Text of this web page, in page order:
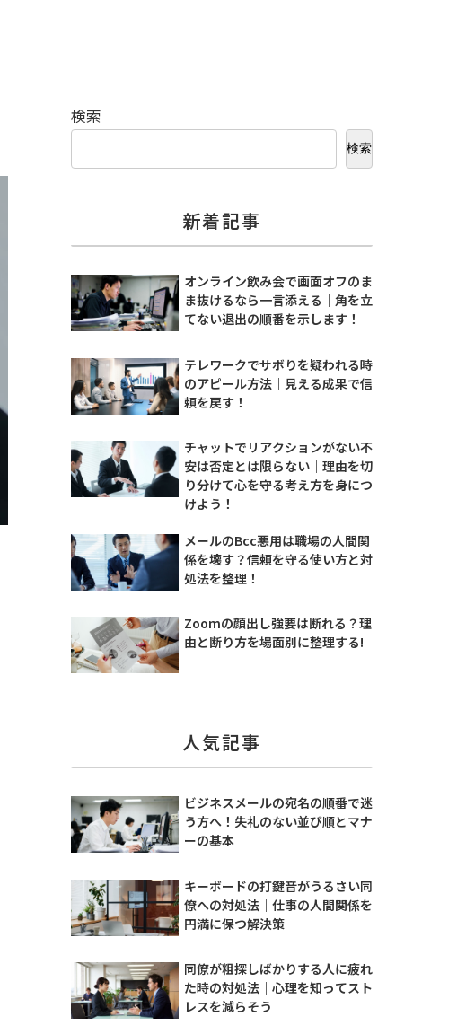
検索
検索
新着記事
オンライン飲み会で画面オフのま
ま抜けるなら一言添える｜角を立
てない退出の順番を示します！
テレワークでサボりを疑われる時
のアピール方法｜見える成果で信
頼を戻す！
チャットでリアクションがない不
安は否定とは限らない｜理由を切
り分けて心を守る考え方を身につ
けよう！
メールのBcc悪用は職場の人間関
係を壊す？信頼を守る使い方と対
処法を整理！
Zoomの顔出し強要は断れる？理
由と断り方を場面別に整理する!
人気記事
ビジネスメールの宛名の順番で迷
う方へ！失礼のない並び順とマナ
ーの基本
キーボードの打鍵音がうるさい同
僚への対処法｜仕事の人間関係を
円満に保つ解決策
同僚が粗探しばかりする人に疲れ
た時の対処法｜心理を知ってスト
レスを減らそう